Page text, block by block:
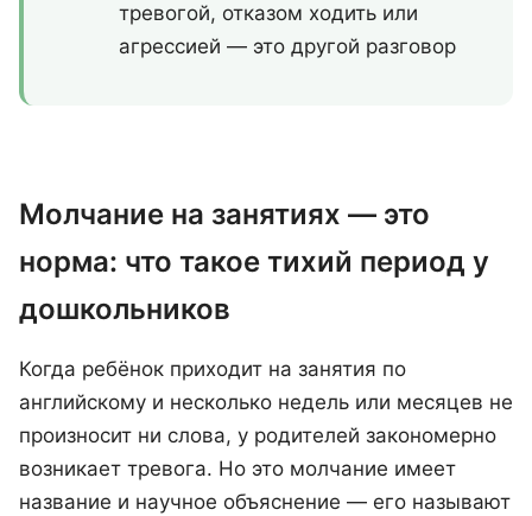
тревогой, отказом ходить или
агрессией — это другой разговор
Молчание на занятиях — это
норма: что такое тихий период у
дошкольников
Когда ребёнок приходит на занятия по
английскому и несколько недель или месяцев не
произносит ни слова, у родителей закономерно
возникает тревога. Но это молчание имеет
название и научное объяснение — его называют